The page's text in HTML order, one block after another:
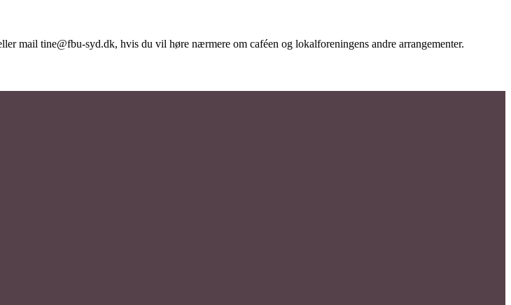
mail tine@fbu-syd.dk, hvis du vil høre nærmere om caféen og lokalforeningens andre arrangementer.